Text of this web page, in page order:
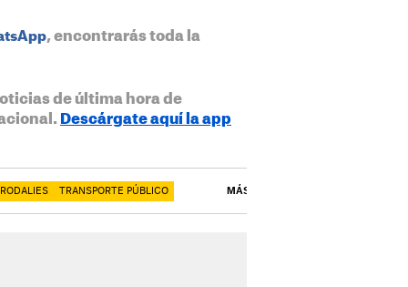
, encontrarás toda la
de última hora de
Descárgate aquí la app
RODALIES TRANSPORTE PÚBLICO MÁS